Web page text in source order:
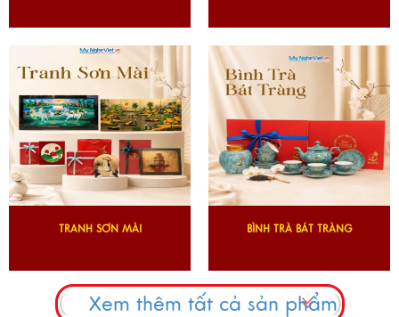
TRANH SƠN MÀI BÌNH TRÀ BÁT TRÀNG
Xem thêm tất cả sản phẩm